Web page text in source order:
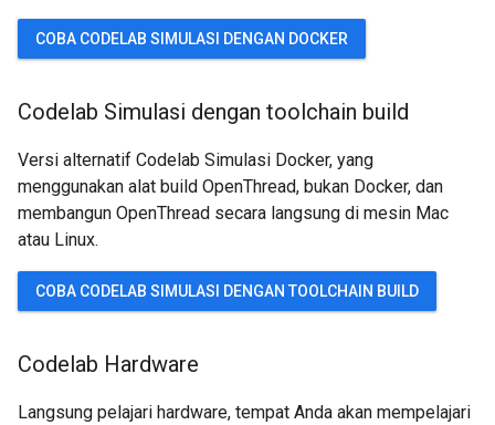
COBA CODELAB SIMULASI DENGAN DOCKER
Codelab Simulasi dengan toolchain build
Versi alternatif Codelab Simulasi Docker, yang
menggunakan alat build OpenThread, bukan Docker, dan
membangun OpenThread secara langsung di mesin Mac
atau Linux.
COBA CODELAB SIMULASI DENGAN TOOLCHAIN BUILD
Codelab Hardware
Langsung pelajari hardware, tempat Anda akan mempelajari